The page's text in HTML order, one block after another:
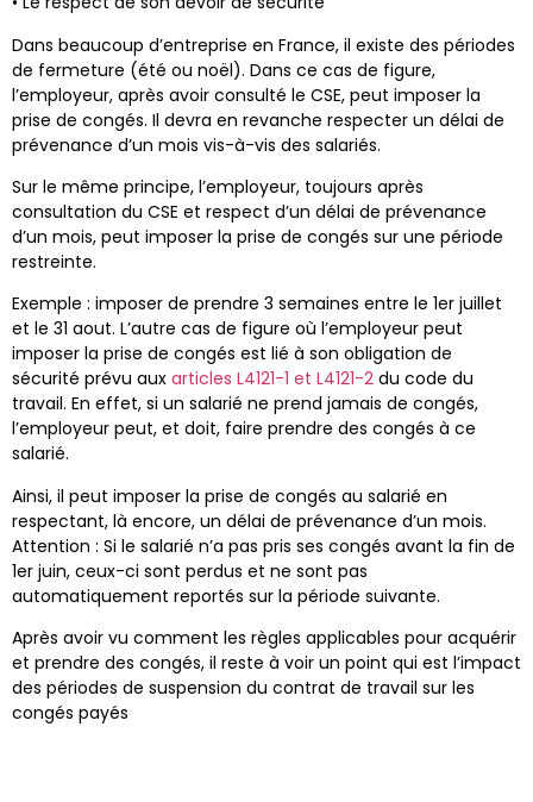
Dans beaucoup d’entreprise en France, il existe des périodes
de fermeture (été ou noël). Dans ce cas de figure,
l’employeur, après avoir consulté le CSE, peut imposer la
prise de congés. Il devra en revanche respecter un délai de
prévenance d’un mois vis-à-vis des salariés.
Sur le même principe, l’employeur, toujours après
consultation du CSE et respect d’un délai de prévenance
d’un mois, peut imposer la prise de congés sur une période
restreinte.
Exemple : imposer de prendre 3 semaines entre le 1er juillet
et le 31 aout. L’autre cas de figure où l’employeur peut
imposer la prise de congés est lié à son obligation de
sécurité prévu aux articles L4121-1 et L4121-2 du code du
travail. En effet, si un salarié ne prend jamais de congés,
l’employeur peut, et doit, faire prendre des congés à ce
salarié.
Ainsi, il peut imposer la prise de congés au salarié en
respectant, là encore, un délai de prévenance d’un mois.
Attention : Si le salarié n’a pas pris ses congés avant la fin de
1er juin, ceux-ci sont perdus et ne sont pas
automatiquement reportés sur la période suivante.
Après avoir vu comment les règles applicables pour acquérir
et prendre des congés, il reste à voir un point qui est l’impact
des périodes de suspension du contrat de travail sur les
congés payés